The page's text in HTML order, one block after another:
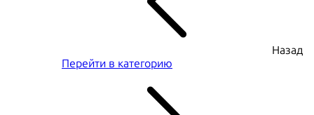
Назад
Перейти в категорию